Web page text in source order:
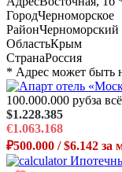
ГородЧерноморское
РайонЧерноморский
ОбластьКрым
СтранаРоссия
* Адрес может быть
100.000.000 рубза всё
$1.228.385
€1.063.168
₽500.000 / $6.142 за